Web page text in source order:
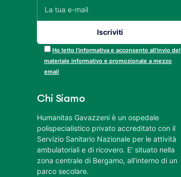
Ho letto l’informativa e acconsento all’invio del
materiale informativo e promozionale a mezzo
email
Chi Siamo
Humanitas Gavazzeni è un ospedale
polispecialistico privato accreditato con il
Servizio Sanitario Nazionale per le attività
ambulatoriali e di ricovero. E’ situato nella
zona centrale di Bergamo, all’interno di un
parco secolare.